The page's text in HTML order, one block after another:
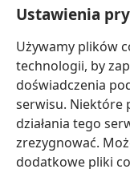
Ustawienia
Używamy plików
technologii, by
doświadczenia
serwisu. Niektóre
działania tego
zrezygnować.
dodatkowe pliki
Darowizny
(opens
new
window)BIBLIOTEKA
(opens
new
window)JW Hub
(opens
new
window)JW Library